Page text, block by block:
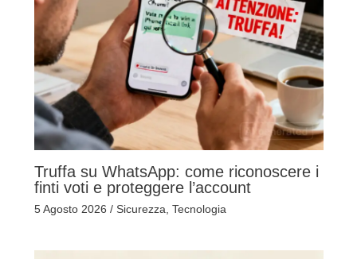
Truffa su WhatsApp: come riconoscere i
finti voti e proteggere l’account
5 Agosto 2026 / Sicurezza Tecnologia